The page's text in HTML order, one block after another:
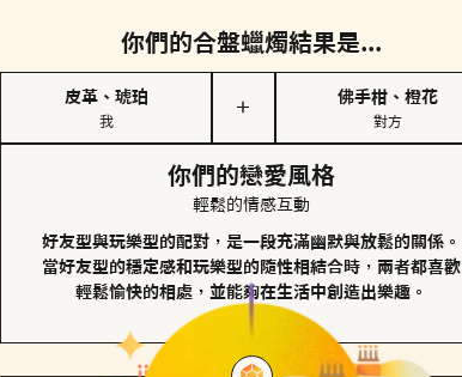
你們的合盤蠟燭結果是...
皮革、琥珀
我
＋
佛手柑、橙花
對方
你們的戀愛風格
輕鬆的情感互動
好友型與玩樂型的配對，是一段充滿幽默與放鬆的關係。
當好友型的穩定感和玩樂型的隨性相結合時，兩者都喜歡
輕鬆愉快的相處，並能夠在生活中創造出樂趣。